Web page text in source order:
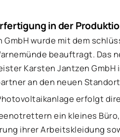
in der
wurde mit dem
beauftragt. Das
Karsten Jantzen
an den neuen
erfolgt
ein kleines
ihrer Arbeitskleidung